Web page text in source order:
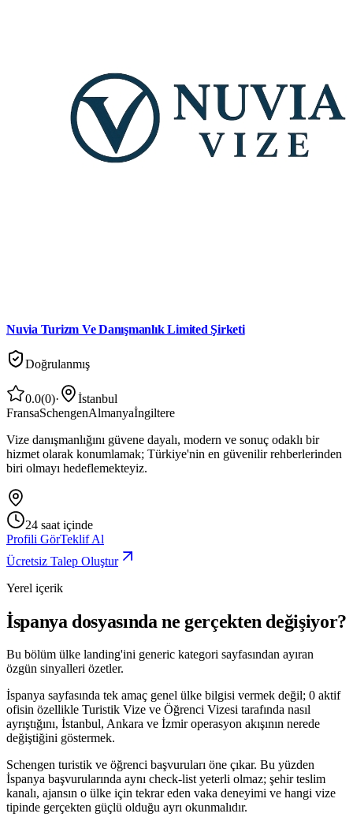
Nuvia Turizm Ve Danışmanlık Limited Şirketi
Doğrulanmış
0.0(0)·
İstanbul
FransaSchengenAlmanyaİngiltere
Vize danışmanlığını güvene dayalı, modern ve sonuç odaklı bir
hizmet olarak konumlamak; Türkiye'nin en güvenilir rehberlerinden
biri olmayı hedeflemekteyiz.
24 saat içinde
Profili GörTeklif Al
Ücretsiz Talep Oluştur
Yerel içerik
İspanya dosyasında ne gerçekten değişiyor?
Bu bölüm ülke landing'ini generic kategori sayfasından ayıran
özgün sinyalleri özetler.
İspanya sayfasında tek amaç genel ülke bilgisi vermek değil; 0 aktif
ofisin özellikle Turistik Vize ve Öğrenci Vizesi tarafında nasıl
ayrıştığını, İstanbul, Ankara ve İzmir operasyon akışının nerede
değiştiğini göstermek.
Schengen turistik ve öğrenci başvuruları öne çıkar. Bu yüzden
İspanya başvurularında aynı check-list yeterli olmaz; şehir teslim
kanalı, ajansın o ülke için tekrar eden vaka deneyimi ve hangi vize
tipinde gerçekten güçlü olduğu ayrı okunmalıdır.